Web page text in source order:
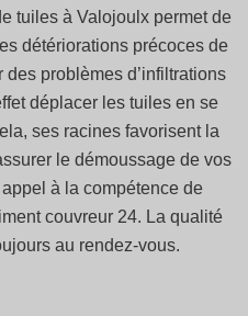
tuiles à Valojoulx permet de
détériorations précoces de
des problèmes d’infiltrations
déplacer les tuiles en se
ses racines favorisent la
le démoussage de vos
à la compétence de
couvreur 24. La qualité
au rendez-vous.